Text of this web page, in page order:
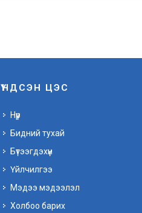
ҮНДСЭН ЦЭС
Нүүр
Бидний тухай
Бүтээгдэхүүн
Үйлчилгээ
Мэдээ мэдээлэл
Холбоо барих